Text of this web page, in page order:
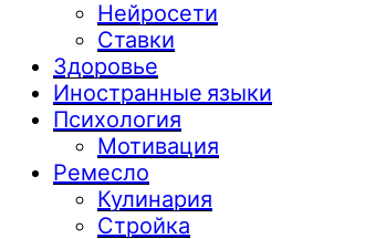
Нейросети
Ставки
Здоровье
Иностранные языки
Психология
Мотивация
Ремесло
Кулинария
Стройка